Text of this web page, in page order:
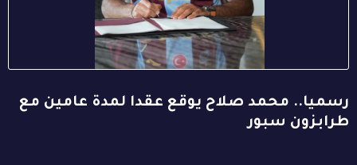
رسميا.. محمد صلاح يوقع عقدا لمدة عامين مع
طرابزون سبور